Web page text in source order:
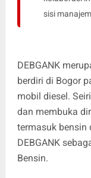
sisi
DEBGANK
berdiri di Bogor
mobil diesel.
dan membuka
termasuk bensin
DEBGANK
Bensin.